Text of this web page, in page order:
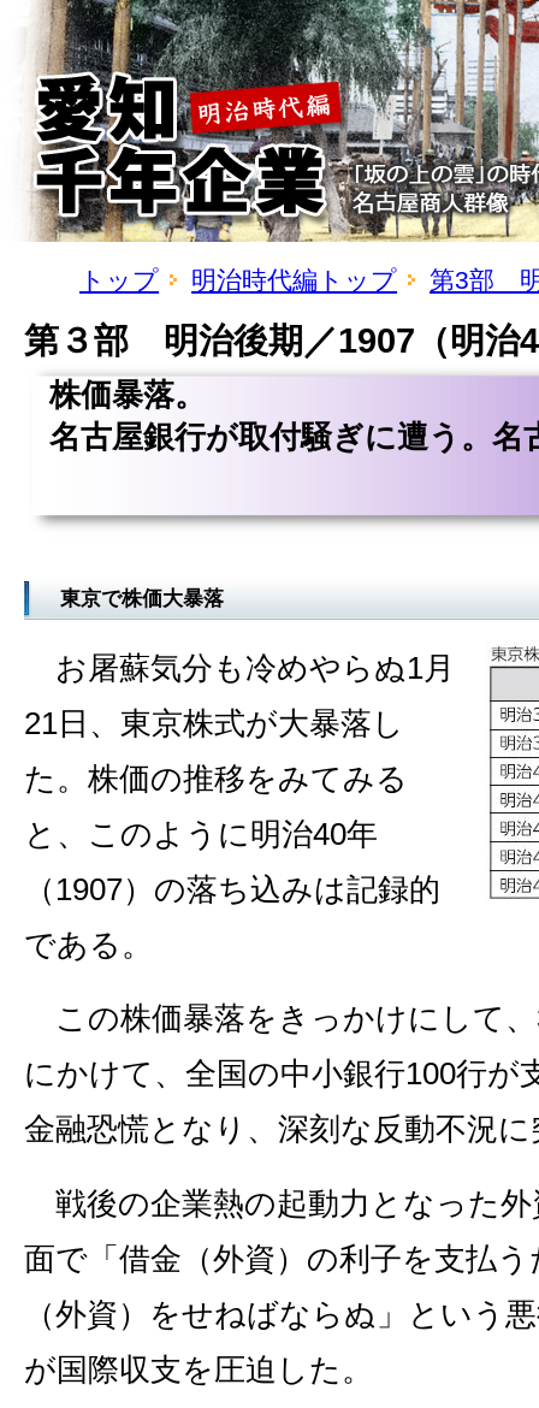
トップ 明治時代編トップ 第3部
第３部 明治後期／1907（明治
株価暴落。
名古屋銀行が取付騒ぎに遭う。名
東京で株価大暴落
お屠蘇気分も冷めやらぬ1月
21日、東京株式が大暴落し
た。株価の推移をみてみる
と、このように明治40年
（1907）の落ち込みは記録的
である。
この株価暴落をきっかけにして
にかけて、全国の中小銀行100行が
金融恐慌となり、深刻な反動不況
戦後の企業熱の起動力となった外
面で「借金（外資）の利子を支払
（外資）をせねばならぬ」という
が国際収支を圧迫した。